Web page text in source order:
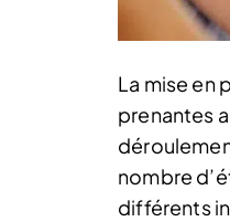
La mise en
prenantes
nombre
différents